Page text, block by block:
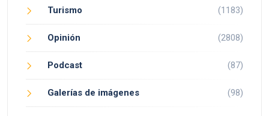
Turismo (1183)
Opinión (2808)
Podcast (87)
Galerías de imágenes (98)